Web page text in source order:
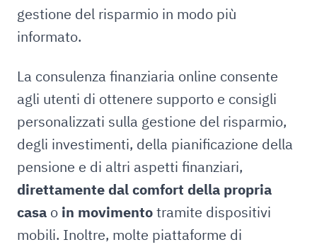
gestione del risparmio in modo più
informato.
La consulenza finanziaria online consente
agli utenti di ottenere supporto e consigli
personalizzati sulla gestione del risparmio,
degli investimenti, della pianificazione della
pensione e di altri aspetti finanziari,
direttamente dal comfort della propria
casa o in movimentotramite dispositivi
mobili. Inoltre, molte piattaforme di